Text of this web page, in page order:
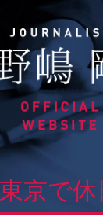
京で休